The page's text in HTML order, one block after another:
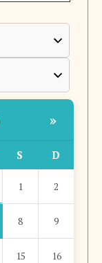
»
S D
1 2
8 9
15 16